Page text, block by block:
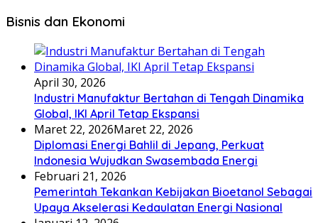
Bisnis dan Ekonomi
April 30, 2026
Industri Manufaktur Bertahan di Tengah Dinamika
Global, IKI April Tetap Ekspansi
Maret 22, 2026Maret 22, 2026
Diplomasi Energi Bahlil di Jepang, Perkuat
Indonesia Wujudkan Swasembada Energi
Februari 21, 2026
Pemerintah Tekankan Kebijakan Bioetanol Sebagai
Upaya Akselerasi Kedaulatan Energi Nasional